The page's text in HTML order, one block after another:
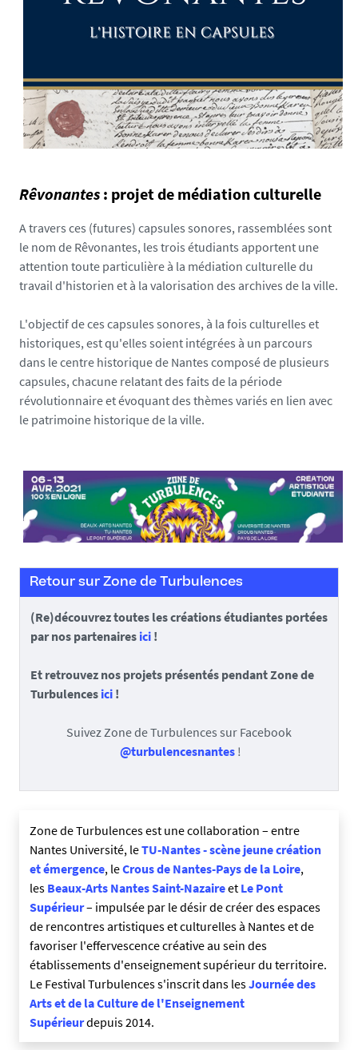
e
1
6
8
0
2
8
9
0
0
5
-
j
p
Rêvonantes: projet de médiation culturelle
A travers ces (futures) capsules sonores, rassemblées sont
le nom de Rêvonantes, les trois étudiants apportent une
attention toute particulière à la médiation culturelle du
travail d'historien et à la valorisation des archives de la ville.
L'objectif de ces capsules sonores, à la fois culturelles et
historiques, est qu'elles soient intégrées à un parcours
dans le centre historique de Nantes composé de plusieurs
capsules, chacune relatant des faits de la période
révolutionnaire et évoquant des thèmes variés en lien avec
le patrimoine historique de la ville.
Retour sur Zone de Turbulences
(Re)découvrez toutes les créations étudiantes portées
par nos partenaires ici !
Et retrouvez nos projets présentés pendant Zone de
Turbulences ici !
Suivez Zone de Turbulences sur Facebook
@turbulencesnantes!
Zone de Turbulences est une collaboration – entre
Nantes Université, leTU-Nantes - scène jeune création
et émergence, leCrous de Nantes-Pays de la Loire,
les Beaux-Arts Nantes Saint-Nazaireet Le Pont
Supérieur– impulsée par le désir de créer des espaces
de rencontres artistiques et culturelles à Nantes et de
favoriser l'effervescence créative au sein des
établissements d'enseignement supérieur du territoire.
Le Festival Turbulences s'inscrit dans lesJournée des
Arts et de la Culture de l'Enseignement
Supérieurdepuis 2014.